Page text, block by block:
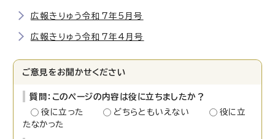
広報きりゅう令和7年5月号
広報きりゅう令和7年4月号
ご意見をお聞かせください
質問：このページの内容は役に立ちましたか？
役に立った
どちらともいえない
役に立
たなかった